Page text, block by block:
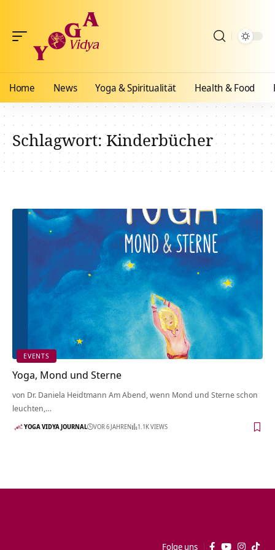
Home News Yoga & Spiritualität Health & Food
Schlagwort:Kinderbücher
EVENTS
Yoga, Mond und Sterne
von Dr. Daniela Heidtmann Am Abend, wenn Mond und Sterne schon
leuchten,…
YOGA VIDYA JOURNAL VOR 6 JAHREN 1.1K VIEWS
Folge uns